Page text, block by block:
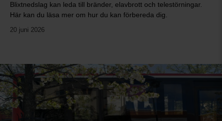
Blixtnedslag kan leda till bränder, elavbrott och telestörningar.
Här kan du läsa mer om hur du kan förbereda dig.
20 juni 2026